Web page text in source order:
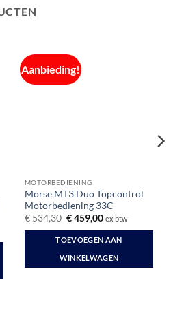
Aanbieding!
MOTORBEDIENING
Morse MT3 Duo Topcontrol
Motorbediening 33C
€534,30 Oorspronkelijke
was:
€ 534,30.
€459,00Huidige
is:
€ 459,00.
ex btw
TOEVOEGEN AAN
WINKELWAGEN